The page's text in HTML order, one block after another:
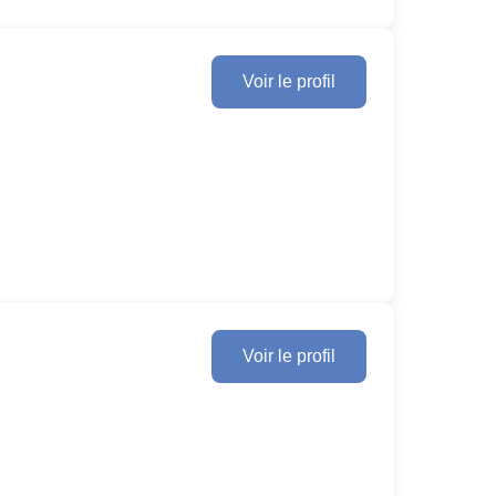
Voir le profil
Voir le profil